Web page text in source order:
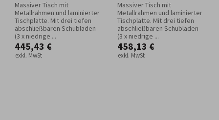
Massiver Tisch mit
Metallrahmen und laminierter
Tischplatte. Mit drei tiefen
abschließbaren Schubladen
(3 x niedrige ...
445,43 €
exkl. MwSt
Massiver Tisch mit
Metallrahmen und laminierter
Tischplatte. Mit drei tiefen
abschließbaren Schubladen
(3 x niedrige ...
458,13 €
exkl. MwSt